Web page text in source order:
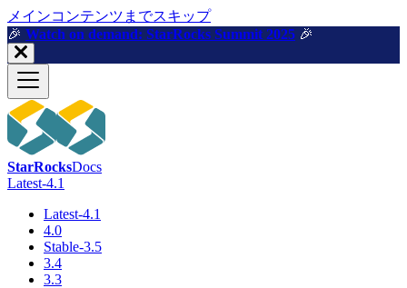
メインコンテンツまでスキップ
🎉️ Watch on demand: StarRocks Summit 2025 🎉️
StarRocksDocs
Latest-4.1
Latest-4.1
4.0
Stable-3.5
3.4
3.3